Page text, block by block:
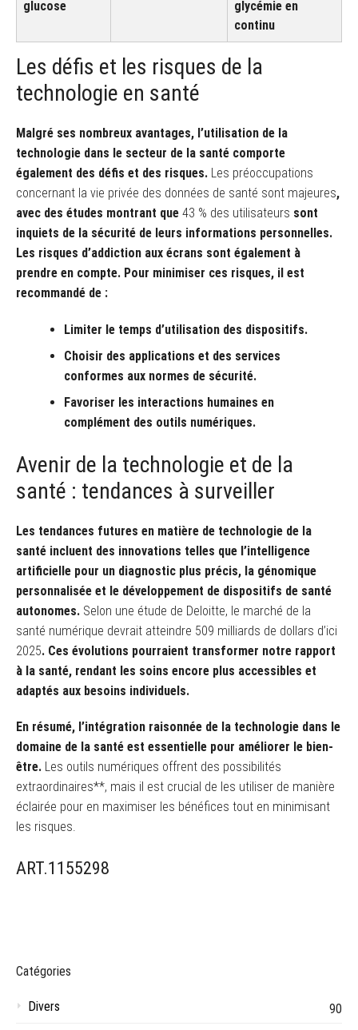
glucose
glycémie en
continu
Les défis et les risques de la
technologie en santé
Malgré ses nombreux avantages, l’utilisation de la
technologie dans le secteur de la santé comporte
également des défis et des risques. Les préoccupations
concernant la vie privée des données de santé sont majeures,
avec des études montrant que 43 % des utilisateurs sont
inquiets de la sécurité de leurs informations personnelles.
Les risques d’addiction aux écrans sont également à
prendre en compte. Pour minimiser ces risques, il est
recommandé de :
Limiter le temps d’utilisation des dispositifs.
Choisir des applications et des services
conformes aux normes de sécurité.
Favoriser les interactions humaines en
complément des outils numériques.
Avenir de la technologie et de la
santé : tendances à surveiller
Les tendances futures en matière de technologie de la
santé incluent des innovations telles que l’intelligence
artificielle pour un diagnostic plus précis, la génomique
personnalisée et le développement de dispositifs de santé
autonomes. Selon une étude de Deloitte, le marché de la
santé numérique devrait atteindre 509 milliards de dollars d’ici
2025. Ces évolutions pourraient transformer notre rapport
à la santé, rendant les soins encore plus accessibles et
adaptés aux besoins individuels.
En résumé, l’intégration raisonnée de la technologie dans le
domaine de la santé est essentielle pour améliorer le bien-
être. Les outils numériques offrent des possibilités
extraordinaires**, mais il est crucial de les utiliser de manière
éclairée pour en maximiser les bénéfices tout en minimisant
les risques.
ART.1155298
Catégories
Divers
90